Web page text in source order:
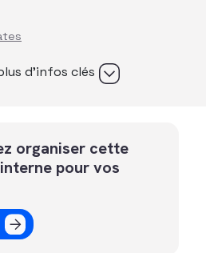
d’infos clés
organiser cette
pour vos